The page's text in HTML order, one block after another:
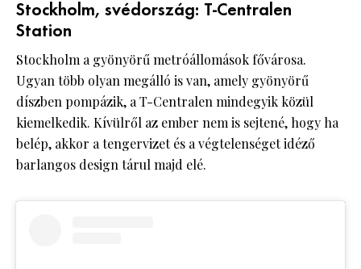
Stockholm, svédország: T-Centralen
Station
Stockholm a gyönyörű metróállomások fővárosa.
Ugyan több olyan megálló is van, amely gyönyörű
díszben pompázik, a T-Centralen mindegyik közül
kiemelkedik. Kívülről az ember nem is sejtené, hogy ha
belép, akkor a tengervizet és a végtelenséget idéző
barlangos design tárul majd elé.